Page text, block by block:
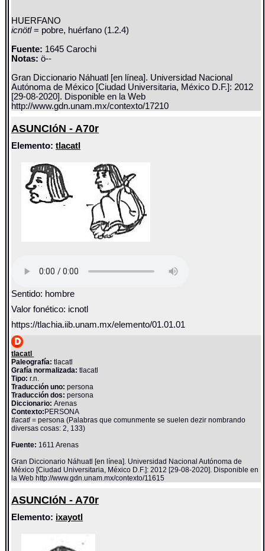
HUERFANO
icnötl= pobre, huérfano (1.2.4)
Fuente: 1645 Carochi
Notas: ö--
Gran Diccionario Náhuatl [en línea]. Universidad Nacional
Autónoma de México [Ciudad Universitaria, México D.F.]: 2012
[29-08-2020]. Disponible en la Web
http://www.gdn.unam.mx/contexto/17210
ASUNCIóN - A70r
Elemento:tlacatl
Sentido: hombre
Valor fonético: icnotl
https://tlachia.iib.unam.mx/elemento/01.01.01
tlacatl
Paleografía: tlacatl
Grafía normalizada: tlacatl
Tipo: r.n.
Traducción uno: persona
Traducción dos: persona
Diccionario:Arenas
Contexto: PERSONA
tlacatl= persona (Palabras que comunmente se suelen dezir nombrando
diversas cosas: 2, 133)
Fuente: 1611 Arenas
Gran Diccionario Náhuatl [en línea]. Universidad Nacional Autónoma de
México [Ciudad Universitaria, México D.F.]: 2012 [29-08-2020]. Disponible en
la Web http://www.gdn.unam.mx/contexto/11615
ASUNCIóN - A70r
Elemento: ixayotl